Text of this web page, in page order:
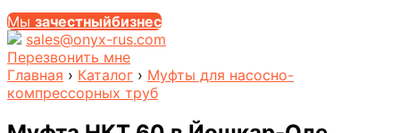
Мы зачестныйбизнес
sales@onyx-rus.com
Перезвонить мне
Главная › Каталог › Муфты для насосно-
компрессорных труб